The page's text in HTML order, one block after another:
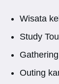
Wisata
Study
Outing